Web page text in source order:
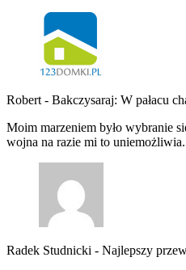
Robert - Bakczysaraj: W pałacu
Moim marzeniem było wybranie
wojna na razie mi to
Radek Studnicki - Najlepszy